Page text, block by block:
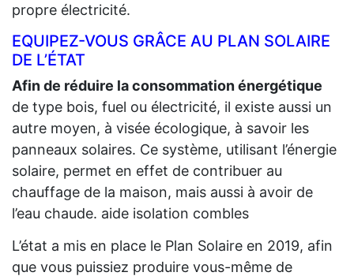
propre électricité.
EQUIPEZ-VOUS GRÂCE AU PLAN SOLAIRE
DE L’ÉTAT
Afin de réduire la consommation énergétique
de type bois, fuel ou électricité, il existe aussi un
autre moyen, à visée écologique, à savoir les
panneaux solaires. Ce système, utilisant l’énergie
solaire, permet en effet de contribuer au
chauffage de la maison, mais aussi à avoir de
l’eau chaude. aide isolation combles
L’état a mis en place le Plan Solaire en 2019, afin
que vous puissiez produire vous-même de